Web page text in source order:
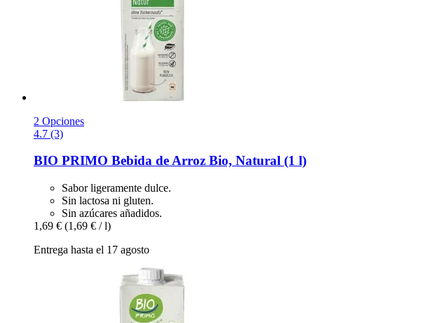
2 Opciones
4.7 (3)
BIO PRIMO Bebida de Arroz Bio, Natural (1 l)
Sabor ligeramente dulce.
Sin lactosa ni gluten.
Sin azúcares añadidos.
1,69 € (1,69 € / l)
Entrega hasta el 17 agosto